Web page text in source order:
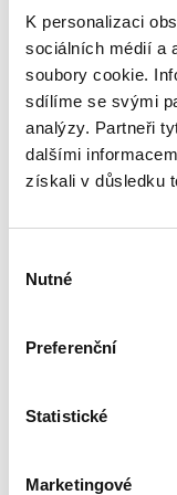
K personalizaci
sociálních médií a
soubory cookie.
sdílíme se svými
analýzy. Partneři
dalšími
získali v důsledku
souhlasu
Nutné
Preferenční
Statistické
Marketingové